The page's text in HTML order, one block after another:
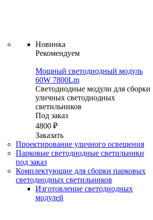
Новинка
Рекомендуем
Мощный светодиодный модуль
60W 7800Lm
Светодиодные модули для сборки
уличных светодиодных
светильников
Под заказ
4800 ₽
Заказать
Проектирование уличного освещения
Парковые светодиодные светильники
под заказ
Комплектующие для сборки парковых
светодиодных светильников
Изготовление светодиодных
модулей